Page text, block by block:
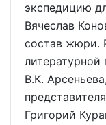
экспедицию
Вячеслав
состав жюри.
В.К.
Григорий